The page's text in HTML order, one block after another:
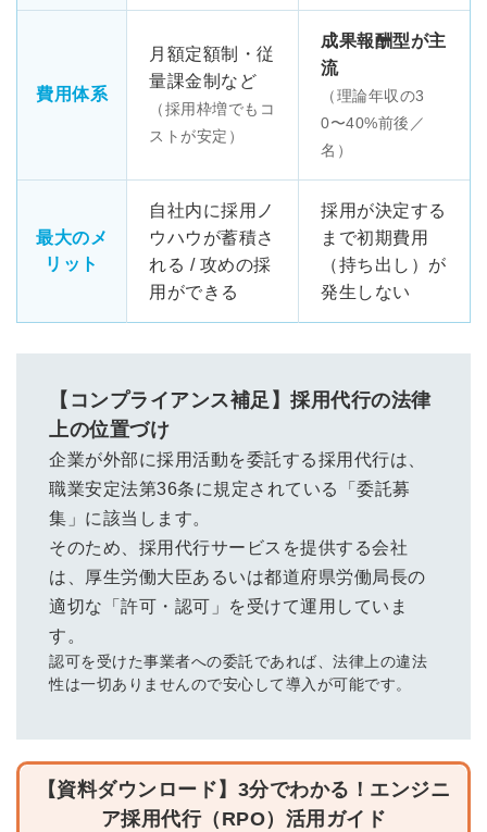
費用体系
月額定額制・従
量課金制など
（採用枠増でもコ
ストが安定）
成果報酬型が主
流
（理論年収の3
0〜40%前後／
名）
最大のメ
リット
自社内に採用ノ
ウハウが蓄積さ
れる / 攻めの採
用ができる
採用が決定する
まで初期費用
（持ち出し）が
発生しない
【コンプライアンス補足】採用代行の法律
上の位置づけ
企業が外部に採用活動を委託する採用代行は、
職業安定法第36条に規定されている「委託募
集」に該当します。
そのため、採用代行サービスを提供する会社
は、厚生労働大臣あるいは都道府県労働局長の
適切な「許可・認可」を受けて運用していま
す。
認可を受けた事業者への委託であれば、法律上の違法
性は一切ありませんので安心して導入が可能です。
【資料ダウンロード】3分でわかる！エンジニ
ア採用代行（RPO）活用ガイド